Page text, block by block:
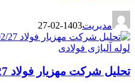
مدیریت1403-02-27
لوله آلیاژی فولادی
تحلیل شرکت مهزیار فولاد 1403/02/27